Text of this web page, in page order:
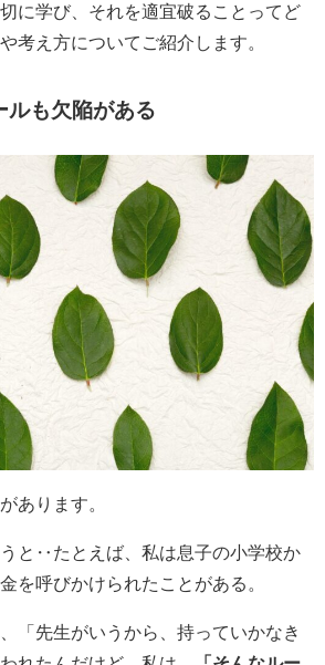
に学び、それを適宜破ることってど
考え方についてご紹介します。
ルも欠陥がある
あります。
と‥たとえば、私は息子の小学校か
を呼びかけられたことがある。
「先生がいうから、持っていかなき